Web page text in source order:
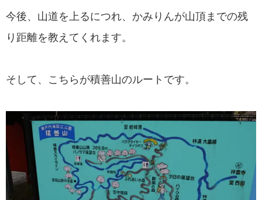
今後、山道を上るにつれ、かみりんが山頂までの残
り距離を教えてくれます。
そして、こちらが積善山のルートです。